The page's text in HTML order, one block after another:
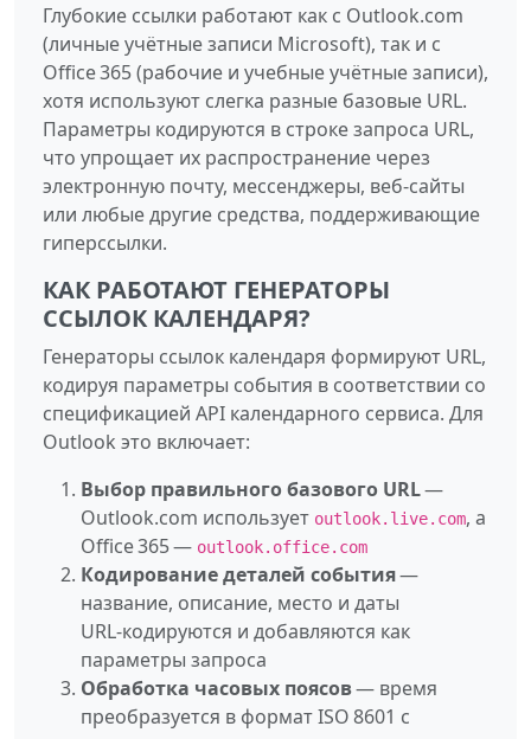
Глубокие ссылки работают как с Outlook.com
(личные учётные записи Microsoft), так и с
Office 365 (рабочие и учебные учётные записи),
хотя используют слегка разные базовые URL.
Параметры кодируются в строке запроса URL,
что упрощает их распространение через
электронную почту, мессенджеры, веб‑сайты
или любые другие средства, поддерживающие
гиперссылки.
КАК РАБОТАЮТ ГЕНЕРАТОРЫ
ССЫЛОК КАЛЕНДАРЯ?
Генераторы ссылок календаря формируют URL,
кодируя параметры события в соответствии со
спецификацией API календарного сервиса. Для
Outlook это включает:
Выбор правильного базового URL—
Outlook.com использует outlook.live.com, а
Office 365 — outlook.office.com
Кодирование деталей события—
название, описание, место и даты
URL‑кодируются и добавляются как
параметры запроса
Обработка часовых поясов— время
преобразуется в формат ISO 8601 с